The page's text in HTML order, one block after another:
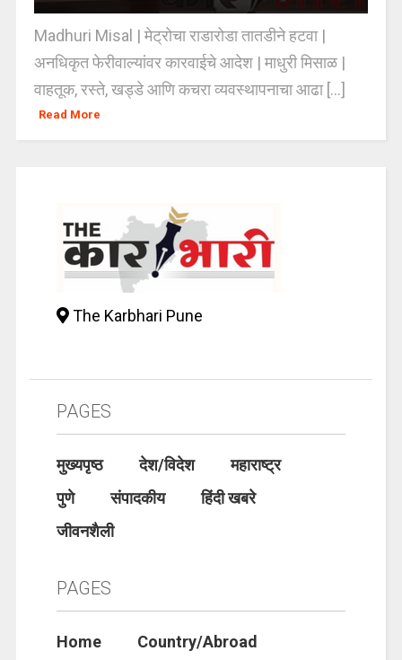
Madhuri Misal | मेट्रोचा राडारोडा तातडीने हटवा |
अनधिकृत फेरीवाल्यांवर कारवाईचे आदेश | माधुरी मिसाळ |
वाहतूक, रस्ते, खड्डे आणि कचरा व्यवस्थापनाचा आढा [...]
Read More
The Karbhari Pune
PAGES
मुख्यपृष्ठ देश/विदेश
महाराष्ट्र
पुणे
संपादकीय
हिंदी खबरे
जीवनशैली
PAGES
Home Country/Abroad